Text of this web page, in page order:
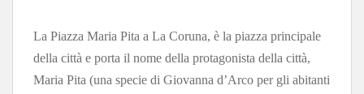
La Piazza Maria Pita a La Coruna, è la piazza principale
della città e porta il nome della protagonista della città,
Maria Pita (una specie di Giovanna d’Arco per gli abitanti